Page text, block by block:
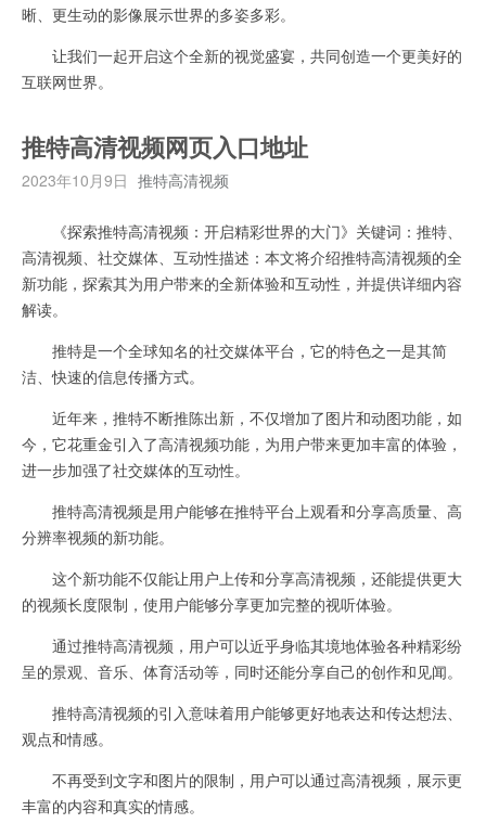
晰、更生动的影像展示世界的多姿多彩。
让我们一起开启这个全新的视觉盛宴，共同创造一个更美好的
互联网世界。
推特高清视频网页入口地址
2023年10月9日 推特高清视频
《探索推特高清视频：开启精彩世界的大门》关键词：推特、
高清视频、社交媒体、互动性描述：本文将介绍推特高清视频的全
新功能，探索其为用户带来的全新体验和互动性，并提供详细内容
解读。
推特是一个全球知名的社交媒体平台，它的特色之一是其简
洁、快速的信息传播方式。
近年来，推特不断推陈出新，不仅增加了图片和动图功能，如
今，它花重金引入了高清视频功能，为用户带来更加丰富的体验，
进一步加强了社交媒体的互动性。
推特高清视频是用户能够在推特平台上观看和分享高质量、高
分辨率视频的新功能。
这个新功能不仅能让用户上传和分享高清视频，还能提供更大
的视频长度限制，使用户能够分享更加完整的视听体验。
通过推特高清视频，用户可以近乎身临其境地体验各种精彩纷
呈的景观、音乐、体育活动等，同时还能分享自己的创作和见闻。
推特高清视频的引入意味着用户能够更好地表达和传达想法、
观点和情感。
不再受到文字和图片的限制，用户可以通过高清视频，展示更
丰富的内容和真实的情感。